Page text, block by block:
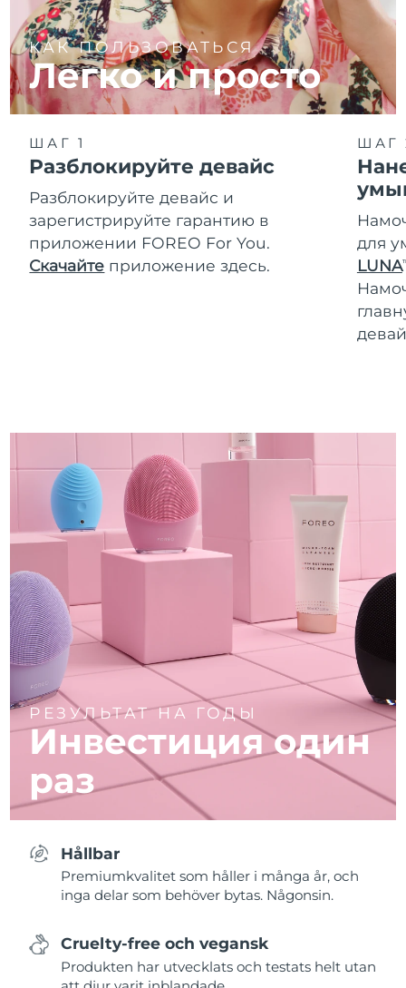
КАК ПОЛЬЗОВАТЬСЯ
Легко и просто
ШАГ 1
Разблокируйте девайс
Разблокируйте девайс и
зарегистрируйте гарантию в
приложении FOREO For You.
Скачайте приложение здесь.
ШАГ
для
LUNA
РЕЗУЛЬТАТ НА ГОДЫ
Инвестиция один
раз
Hållbar
Premiumkvalitet som håller i många år, och
inga delar som behöver bytas. Någonsin.
Cruelty-free och vegansk
Produkten har utvecklats och testats helt utan